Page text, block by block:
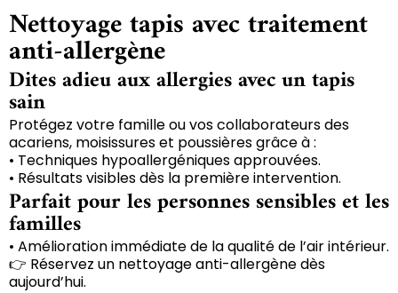
Nettoyage tapis avec traitement
anti-allergène
Dites adieu aux allergies avec un tapis
sain
Protégez votre famille ou vos collaborateurs des
acariens, moisissures et poussières grâce à :
• Techniques hypoallergéniques approuvées.
• Résultats visibles dès la première intervention.
Parfait pour les personnes sensibles et les
familles
• Amélioration immédiate de la qualité de l’air intérieur.
👉 Réservez un nettoyage anti-allergène dès
aujourd’hui.